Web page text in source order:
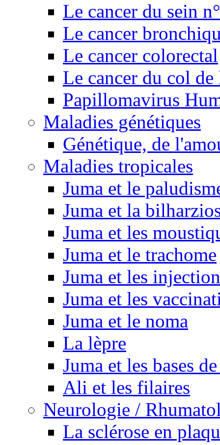
Le cancer du sein
Le cancer
Le cancer colorectal
Le cancer du col de
Papillomavirus
Maladies génétiques
Génétique, de
Maladies tropicales
Juma et le
Juma et la
Juma et les
Juma et le trachome
Juma et les
Juma et les
Juma et le noma
La lèpre
Juma et les bases
Ali et les filaires
Neurologie /
La sclérose en